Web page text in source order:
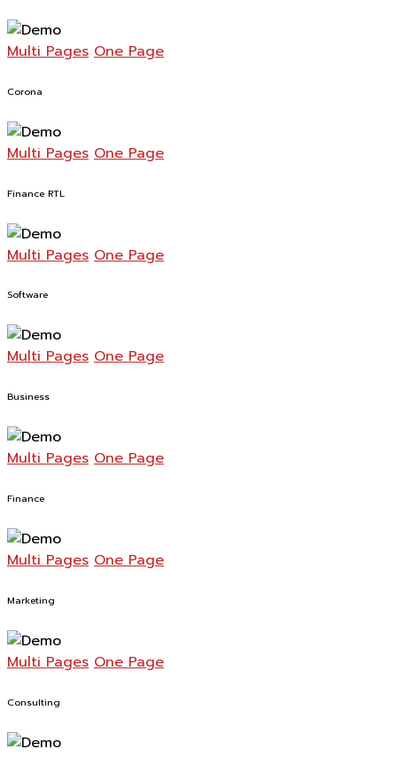
Multi Pages One Page
Corona
Multi Pages One Page
Finance RTL
Multi Pages One Page
Software
Multi Pages One Page
Business
Multi Pages One Page
Finance
Multi Pages One Page
Marketing
Multi Pages One Page
Consulting